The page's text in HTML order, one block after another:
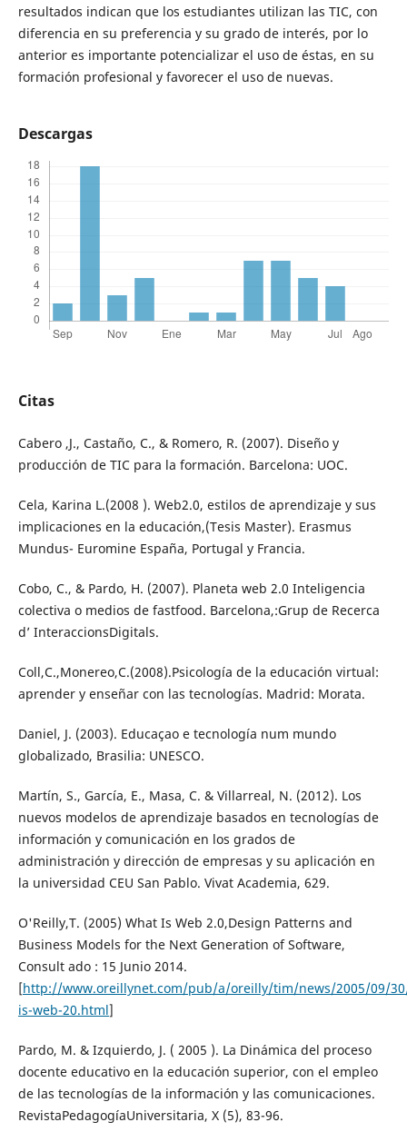
resultados indican que los estudiantes utilizan las TIC, con
diferencia en su preferencia y su grado de interés, por lo
anterior es importante potencializar el uso de éstas, en su
formación profesional y favorecer el uso de nuevas.
Descargas
Citas
Cabero ,J., Castaño, C., & Romero, R. (2007). Diseño y
producción de TIC para la formación. Barcelona: UOC.
Cela, Karina L.(2008 ). Web2.0, estilos de aprendizaje y sus
implicaciones en la educación,(Tesis Master). Erasmus
Mundus- Euromine España, Portugal y Francia.
Cobo, C., & Pardo, H. (2007). Planeta web 2.0 Inteligencia
colectiva o medios de fastfood. Barcelona,:Grup de Recerca
d’ InteraccionsDigitals.
Coll,C.,Monereo,C.(2008).Psicología de la educación virtual:
aprender y enseñar con las tecnologías. Madrid: Morata.
Daniel, J. (2003). Educaçao e tecnología num mundo
globalizado, Brasilia: UNESCO.
Martín, S., García, E., Masa, C. & Villarreal, N. (2012). Los
nuevos modelos de aprendizaje basados en tecnologías de
información y comunicación en los grados de
administración y dirección de empresas y su aplicación en
la universidad CEU San Pablo. Vivat Academia, 629.
O'Reilly,T. (2005) What Is Web 2.0,Design Patterns and
Business Models for the Next Generation of Software,
Consult ado : 15 Junio 2014.
[http://www.oreillynet.com/pub/a/oreilly/tim/news/2005/09/
is-web-20.html]
Pardo, M. & Izquierdo, J. ( 2005 ). La Dinámica del proceso
docente educativo en la educación superior, con el empleo
de las tecnologías de la información y las comunicaciones.
RevistaPedagogíaUniversitaria, X (5), 83-96.